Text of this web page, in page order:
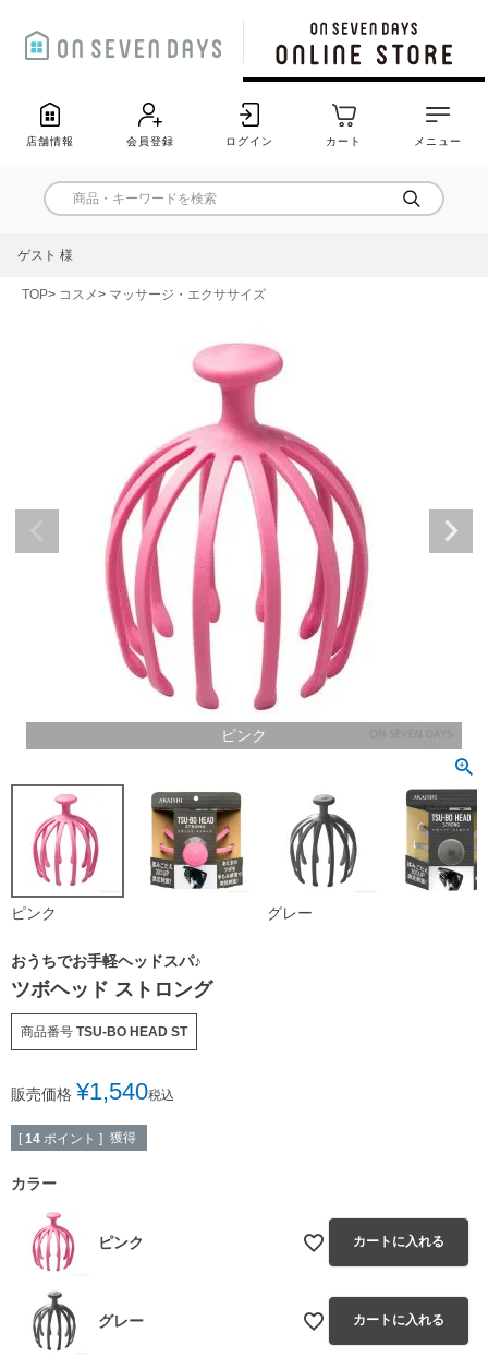
店舗情報 会員登録 ログイン カート メニュー
ゲスト 様
TOP コスメ マッサージ・エクササイズ
ピンク
ピンク グレー
おうちでお手軽ヘッドスパ♪
ツボヘッド ストロング
商品番号 TSU-BO HEAD ST
販売価格 ¥1,540税込
[ 14 ポイント ] 獲得
カラー
ピンク カートに入れる
グレー カートに入れる